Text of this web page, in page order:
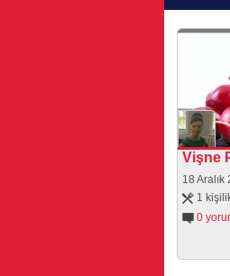
Vişne
18 Aralık
1
0